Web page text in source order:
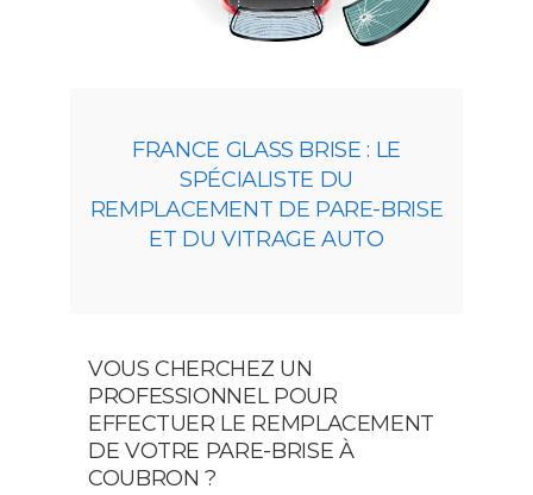
FRANCE GLASS BRISE : LE
SPÉCIALISTE DU
REMPLACEMENT DE PARE-BRISE
ET DU VITRAGE AUTO
VOUS CHERCHEZ UN
PROFESSIONNEL POUR
EFFECTUER LE REMPLACEMENT
DE VOTRE PARE-BRISE À
COUBRON ?